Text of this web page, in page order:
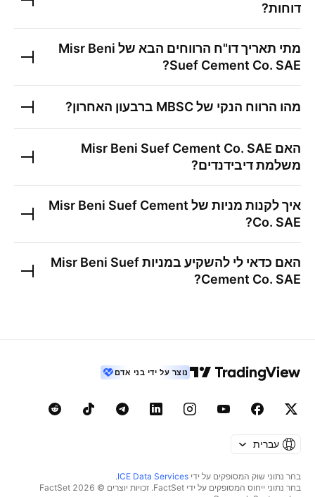
דוחות?
מתי תאריך דו"ח הרווחים הבא של Misr Beni
Suef Cement Co. SAE
?
מהו הרווח הנקי שלMBSC ברבעון האחרון?
האם Misr Beni Suef Cement Co. SAE
משלמת דיבידנדים?
איך לקנות מניות של Misr Beni Suef Cement
Co. SAE
?
האם כדאי לי להשקיע במניותMisr Beni Suef
Cement Co. SAE
?
נוצר על ידי בני אדם
עברית
בחר נתוני שוק המסופקים על ידי ICE Data Services
.
בחר נתוני ייחוס המסופקים על ידי FactSet. זכויות יוצרים © 2026 ‏FactSet